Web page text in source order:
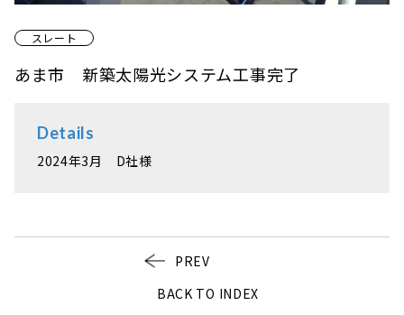
スレート
あま市 新築太陽光システム工事完了
Details
2024年3月 D社様
PREV
BACK TO INDEX